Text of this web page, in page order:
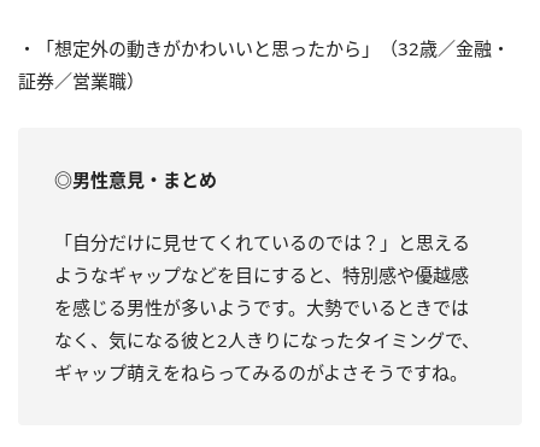
・「想定外の動きがかわいいと思ったから」（32歳／金融・
証券／営業職）
◎男性意見・まとめ
「自分だけに見せてくれているのでは？」と思える
ようなギャップなどを目にすると、特別感や優越感
を感じる男性が多いようです。大勢でいるときでは
なく、気になる彼と2人きりになったタイミングで、
ギャップ萌えをねらってみるのがよさそうですね。